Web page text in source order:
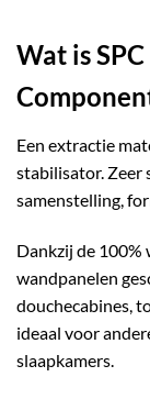
Wat is
Een extractie
stabilisator. Zeer
samenstelling,
Dankzij de 100%
wandpanelen
douchecabines,
ideaal voor
slaapkamers.